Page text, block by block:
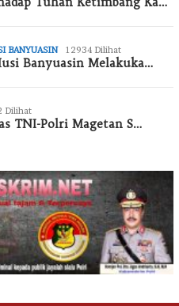
BANYUASIN 12934 Dilihat
Banyuasin Melakuka…
Dilihat
TNI-Polri Magetan S…